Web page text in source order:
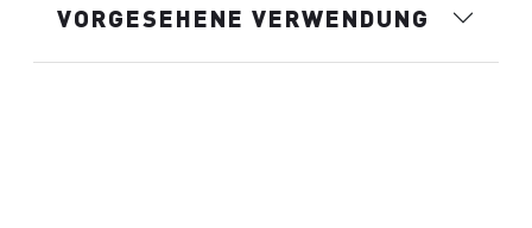
VORGESEHENE VERWENDUNG